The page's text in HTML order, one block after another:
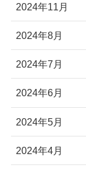
2024年11月
2024年8月
2024年7月
2024年6月
2024年5月
2024年4月